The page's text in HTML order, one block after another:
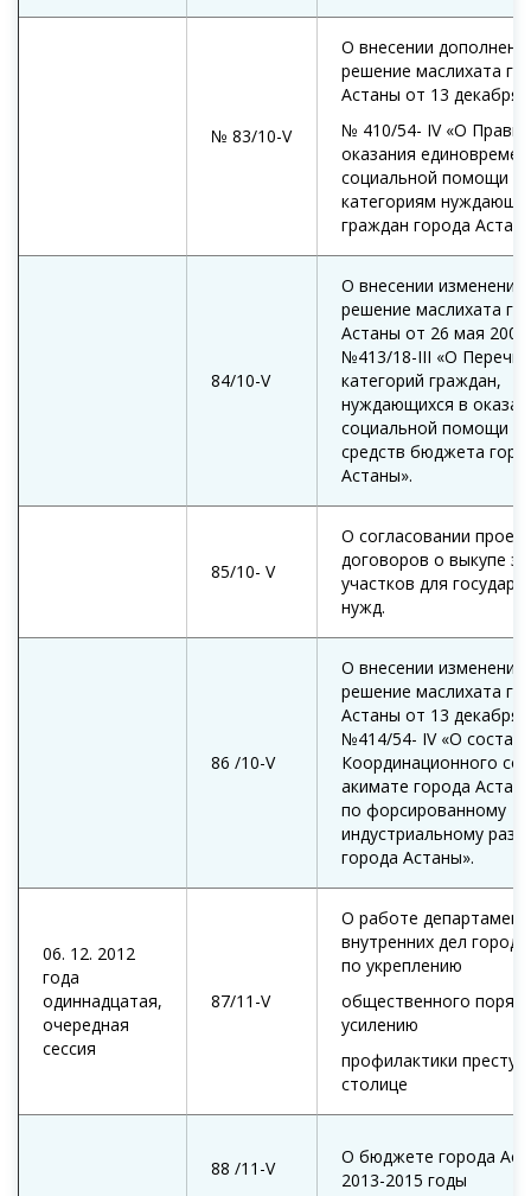
№ 83/10-V
О внесении
решение маслихата
Астаны от 13 декабря
№ 410/54- IV «О
оказания
социальной помощи
категориям
граждан города
84/10-V
О внесении изменений
решение маслихата
Астаны от 26 мая 2005
№413/18-III «О Перечне
категорий граждан,
нуждающихся в
социальной помощи
средств бюджета
Астаны».
85/10- V
О согласовании
договоров о выкупе
участков для
нужд.
86 /10-V
О внесении изменений
решение маслихата
Астаны от 13 декабря
№414/54- IV «О составе
Координационного
акимате города
по форсированному
индустриальному
города Астаны».
06. 12. 2012
года
одиннадцатая,
очередная
сессия
87/11-V
О работе
внутренних дел
по укреплению
общественного
усилению
профилактики
столице
88 /11-V
О бюджете города
2013-2015 годы